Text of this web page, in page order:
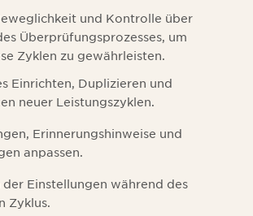
und Kontrolle über
Überprüfungsprozesses, um
Zyklen zu gewährleisten.
Einrichten, Duplizieren und
neuer Leistungszyklen.
Erinnerungshinweise und
anpassen.
der Einstellungen während des
Zyklus.